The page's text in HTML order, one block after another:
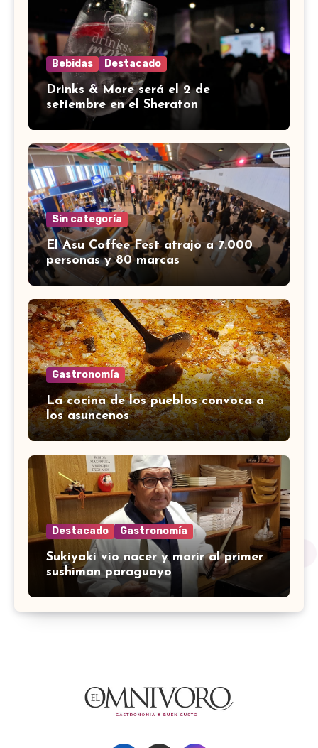
Bebidas Destacado
Drinks & More será el 2 de
setiembre en el Sheraton
Sin categoría
El Asu Coffee Fest atrajo a 7.000
personas y 80 marcas
Gastronomía
La cocina de los pueblos convoca a
los asuncenos
Destacado Gastronomía
Sukiyaki vio nacer y morir al primer
sushiman paraguayo